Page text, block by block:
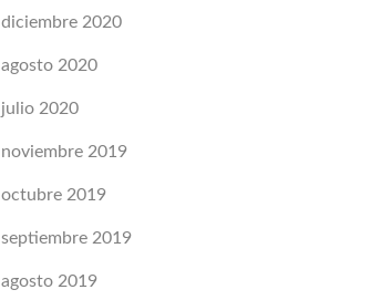
diciembre 2020
agosto 2020
julio 2020
noviembre 2019
octubre 2019
septiembre 2019
agosto 2019